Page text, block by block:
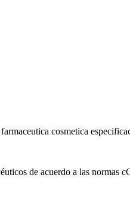
de acuerdo a las normas